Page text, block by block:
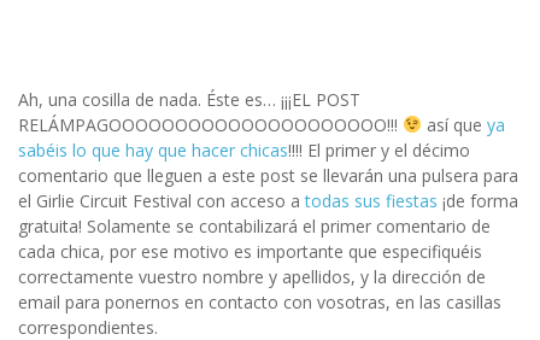
Ah, una cosilla de nada. Éste es… ¡¡¡EL POST
RELÁMPAGOOOOOOOOOOOOOOOOOOOOO!!!
así que ya
sabéis lo que hay que hacer chicas!!!! El primer y el décimo
comentario que lleguen a este post se llevarán una pulsera para
el Girlie Circuit Festival con acceso atodas sus fiestas ¡de forma
gratuita! Solamente se contabilizará el primer comentario de
cada chica, por ese motivo es importante que especifiquéis
correctamente vuestro nombre y apellidos, y la dirección de
email para ponernos en contacto con vosotras, en las casillas
correspondientes.